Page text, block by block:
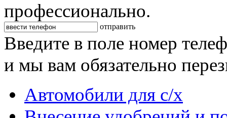
профессионально.
отправить
Введите в поле номер
и мы вам обязательно
Автомобили для с/х